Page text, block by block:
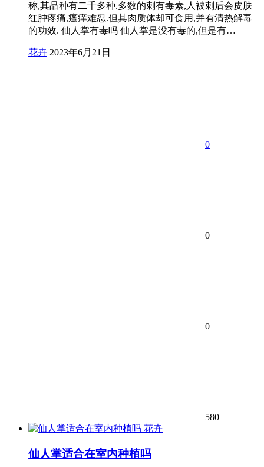
称,其品种有二千多种.多数的刺有毒素,人被刺后会皮肤
红肿疼痛,瘙痒难忍.但其肉质体却可食用,并有清热解毒
的功效. 仙人掌有毒吗 仙人掌是没有毒的,但是有…
花卉 2023年6月21日
0
0
0
580
花卉
仙人掌适合在室内种植吗